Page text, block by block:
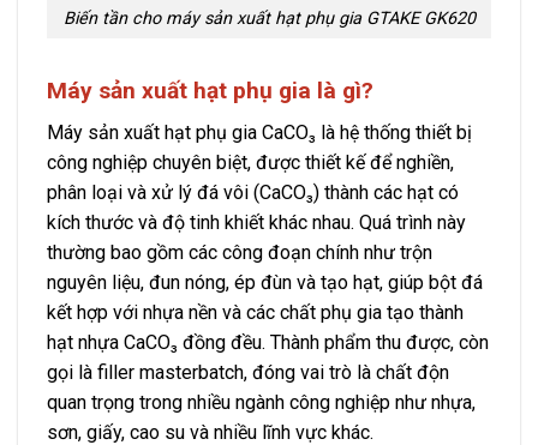
Biến tần cho máy sản xuất hạt phụ gia GTAKE GK620
Máy sản xuất hạt phụ gia là gì?
Máy sản xuất hạt phụ gia CaCO₃ là hệ thống thiết bị
công nghiệp chuyên biệt, được thiết kế để nghiền,
phân loại và xử lý đá vôi (CaCO₃) thành các hạt có
kích thước và độ tinh khiết khác nhau. Quá trình này
thường bao gồm các công đoạn chính như trộn
nguyên liệu, đun nóng, ép đùn và tạo hạt, giúp bột đá
kết hợp với nhựa nền và các chất phụ gia tạo thành
hạt nhựa CaCO₃ đồng đều. Thành phẩm thu được, còn
gọi là filler masterbatch, đóng vai trò là chất độn
quan trọng trong nhiều ngành công nghiệp như nhựa,
sơn, giấy, cao su và nhiều lĩnh vực khác.